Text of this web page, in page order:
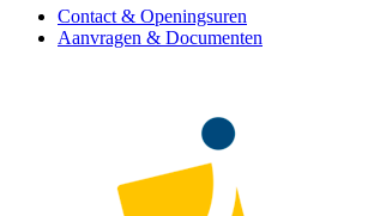
Contact & Openingsuren
Aanvragen & Documenten